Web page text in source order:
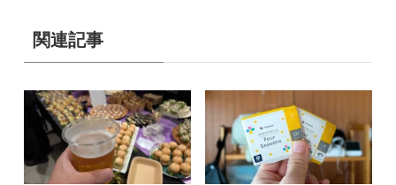
関連記事